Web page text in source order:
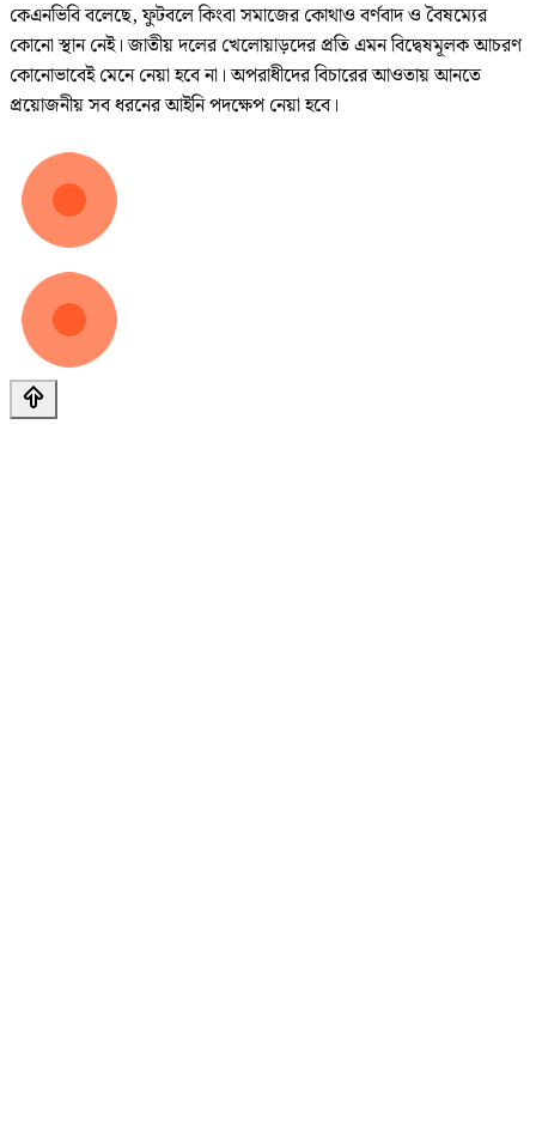
কেএনভিবি বলেছে, ফুটবলে কিংবা সমাজের কোথাও বর্ণবাদ ও বৈষম্যের
কোনো স্থান নেই। জাতীয় দলের খেলোয়াড়দের প্রতি এমন বিদ্বেষমূলক আচরণ
কোনোভাবেই মেনে নেয়া হবে না। অপরাধীদের বিচারের আওতায় আনতে
প্রয়োজনীয় সব ধরনের আইনি পদক্ষেপ নেয়া হবে।